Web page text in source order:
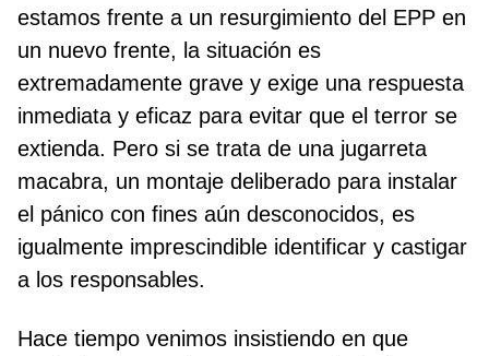
estamos frente a un resurgimiento del EPP en
un nuevo frente, la situación es
extremadamente grave y exige una respuesta
inmediata y eficaz para evitar que el terror se
extienda. Pero si se trata de una jugarreta
macabra, un montaje deliberado para instalar
el pánico con fines aún desconocidos, es
igualmente imprescindible identificar y castigar
a los responsables.
Hace tiempo venimos insistiendo en que